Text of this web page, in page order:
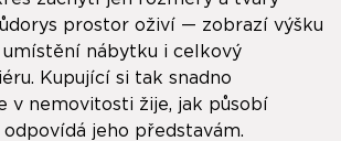
prostor oživí — zobrazí výšku
nábytku i celkový
Kupující si tak snadno
v nemovitosti žije, jak působí
jeho představám.